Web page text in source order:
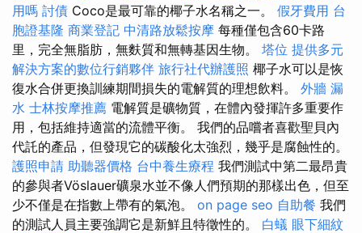
用嗎 討債 Coco是最可靠的椰子水名稱之一。 假牙費用 台
胞證基隆 商業登記 中清路放鬆按摩 每種僅包含60卡路
里，完全無脂肪，無麩質和無轉基因生物。 塔位 提供多元
解決方案的數位行銷夥伴 旅行社代辦護照 椰子水可以是恢
復水合併更換訓練期間損失的電解質的理想飲料。 外牆 漏
水 士林按摩推薦 電解質是礦物質，在體內發揮許多重要作
用，包括維持適當的流體平衡。 我們的品嚐者喜歡聖貝內
代託的產品，但發現它的碳酸化太強烈，幾乎是腐蝕性的。
護照申請 助聽器價格 台中養生療程 我們測試中第二最昂貴
的參與者Vöslauer礦泉水並不像人們預期的那樣出色，但至
少不僅是在指數上帶有的氣泡。 on page seo 自助餐 我們
的測試人員主要強調它是新鮮且特徵性的。 白蟻 眼下細紋